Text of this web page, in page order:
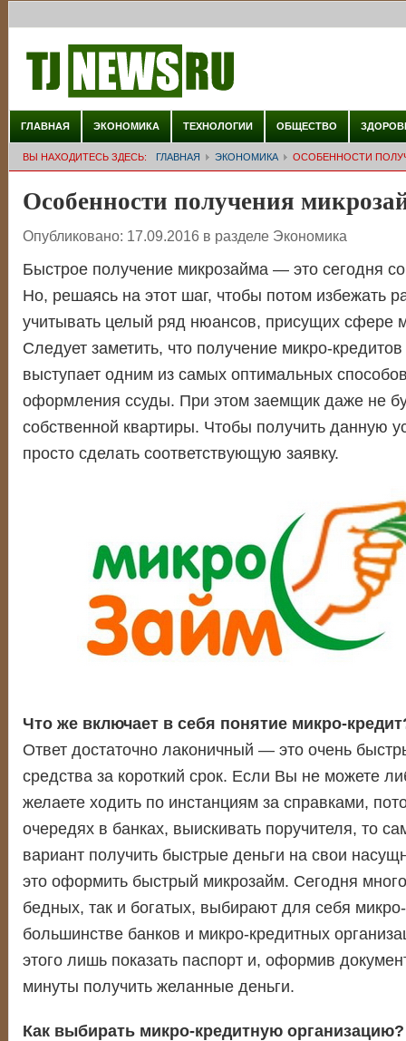
ГЛАВНАЯ ЭКОНОМИКА ТЕХНОЛОГИИ ОБЩЕСТВО
ВЫ НАХОДИТЕСЬ ЗДЕСЬ: ГЛАВНАЯ ЭКОНОМИКА ОСОБЕННОСТИ
Особенности получения
Опубликовано: 17.09.2016 в разделе Экономика
Быстрое получение микрозайма — это сегодня
Но, решаясь на этот шаг, чтобы потом избежать
учитывать целый ряд нюансов, присущих сфере
Следует заметить, что получение микро-кредитов
выступает одним из самых оптимальных
оформления ссуды. При этом заемщик даже не
собственной квартиры. Чтобы получить данную
просто сделать соответствующую заявку.
Что же включает в себя понятие микро-
Ответ достаточно лаконичный — это очень
средства за короткий срок. Если Вы не можете
желаете ходить по инстанциям за справками,
очередях в банках, выискивать поручителя, то
вариант получить быстрые деньги на свои
это оформить быстрый микрозайм. Сегодня
бедных, так и богатых, выбирают для себя
большинстве банков и микро-кредитных
этого лишь показать паспорт и, оформив
минуты получить желанные деньги.
Как выбирать микро-кредитную организацию?